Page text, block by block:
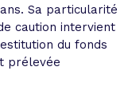
Sa particularité
caution intervient
du fonds
prélevée